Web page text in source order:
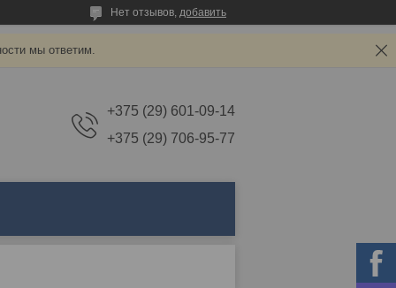
Нет отзывов, добавить
мы ответим.
+375 (29) 601-09-14
+375 (29) 706-95-77